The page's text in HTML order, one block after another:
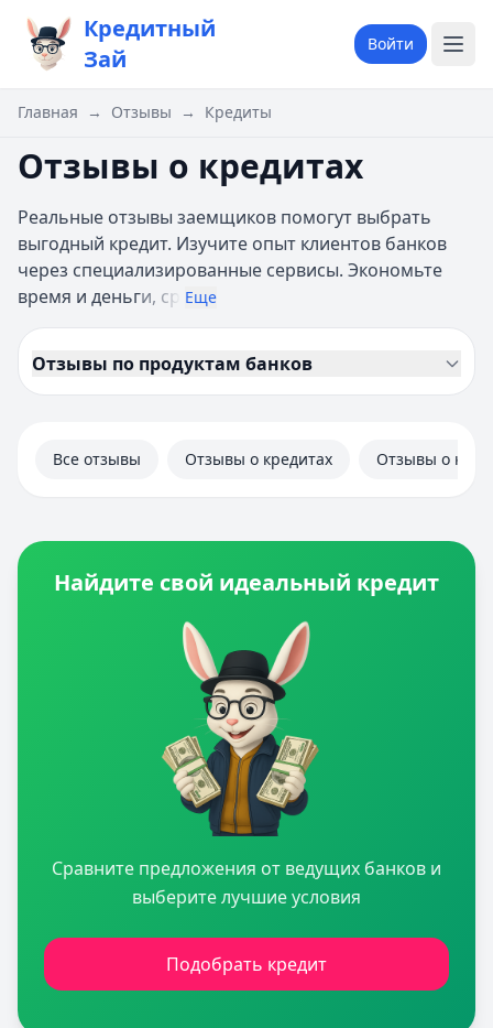
Кредитный
Зай
Войти
Главная → Отзывы → Кредиты
Отзывы о кредитах
Реальные отзывы заемщиков помогут выбрать
выгодный кредит. Изучите опыт клиентов банков
через специализированные сервисы. Экономьте
время и деньги, ср Еще
Отзывы по продуктам банков
Все отзывы Отзывы о кредитах Отзывы о
Найдите свой идеальный кредит
Сравните предложения от ведущих банков и
выберите лучшие условия
Подобрать кредит